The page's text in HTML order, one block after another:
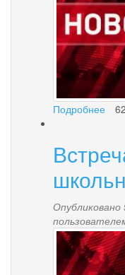
Подробнее
в
news-